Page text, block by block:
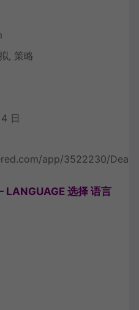
, 策略
日
app/3522230/
LANGUAGE 选择 语言